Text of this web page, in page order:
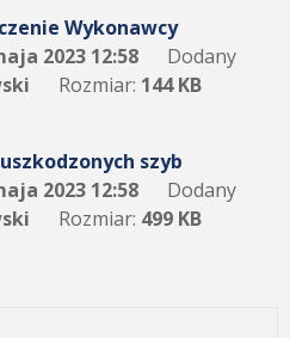
Wykonawcy
2023 12:58
Dodany
Rozmiar: 144 KB
szyb
2023 12:58
Dodany
Rozmiar: 499 KB